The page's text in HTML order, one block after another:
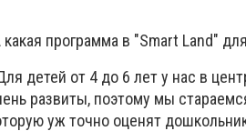
какая программа в "Smart Land"
детей от 4 до 6 лет у нас в
развиты, поэтому мы
уж точно оценят